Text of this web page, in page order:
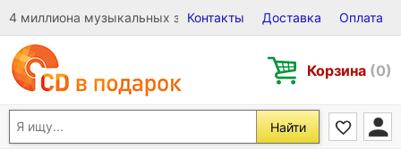
4 миллиона музыкальных записей на Виниле, CD и DVD
Контакты Доставка Оплата
Корзина (0)
Найти